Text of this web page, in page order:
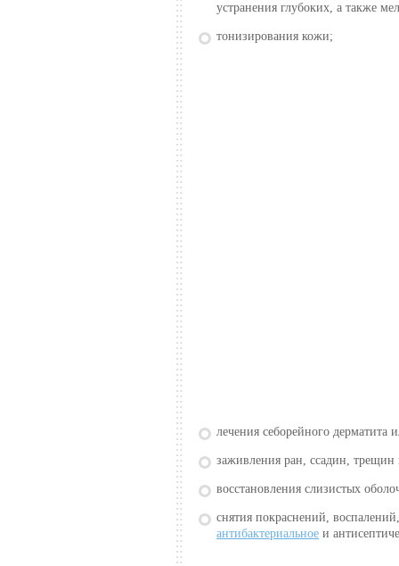
устранения глубоких, а также
тонизирования кожи;
лечения себорейного дерматита
заживления ран, ссадин,
восстановления слизистых
снятия покраснений,
антибактериальное и